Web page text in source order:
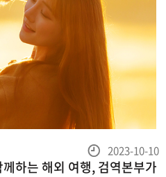
하는 해외 여행, 검역본부가
등
록
2023-10-10